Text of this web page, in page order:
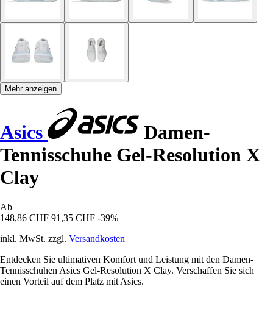
Mehr anzeigen
Asics
Damen-
Tennisschuhe Gel-Resolution X
Clay
Ab
148,86 CHF 91,35 CHF -39%
inkl. MwSt. zzgl. Versandkosten
Entdecken Sie ultimativen Komfort und Leistung mit den Damen-
Tennisschuhen Asics Gel-Resolution X Clay. Verschaffen Sie sich
einen Vorteil auf dem Platz mit Asics.